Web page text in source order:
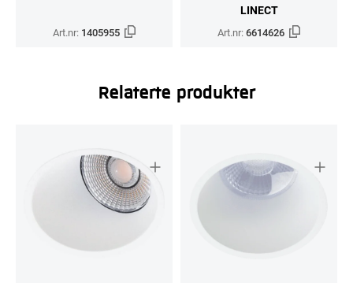
Art.nr: 1405955
LINECT
Art.nr:6614626
Relaterte produkter